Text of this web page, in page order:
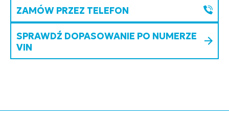
ZAMÓW PRZEZ TELEFON
SPRAWDŹ DOPASOWANIE PO NUMERZE
VIN